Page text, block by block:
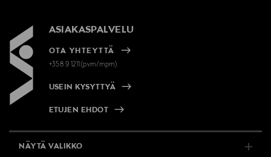
ASIAKASPALVELU
OTA YHTEYTTÄ
+358 9 1211(pvm/mpm)
USEIN KYSYTTYÄ
ETUJEN EHDOT
NÄYTÄ VALIKKO